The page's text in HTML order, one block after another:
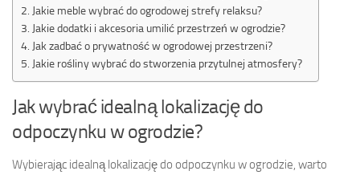
Jakie meble wybrać do ogrodowej strefy relaksu?
Jakie dodatki i akcesoria umilić przestrzeń w ogrodzie?
Jak zadbać o prywatność w ogrodowej przestrzeni?
Jakie rośliny wybrać do stworzenia przytulnej atmosfery?
Jak wybrać idealną lokalizację do
odpoczynku w ogrodzie?
Wybierając idealną lokalizację do odpoczynku w ogrodzie, warto